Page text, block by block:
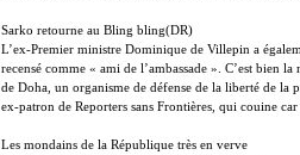
Sarko retourne au Bling bling(DR)
L’ex-Premier ministre Dominique de Villepin a
recensé comme « ami de l’ambassade ». C’est bien
de Doha, un organisme de défense de la liberté de la
ex-patron de Reporters sans Frontières, qui couine
Les mondains de la République très en verve